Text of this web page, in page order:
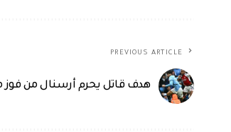
PREVIOUS ARTICLE
هدف قاتل يحرم أرسنال من